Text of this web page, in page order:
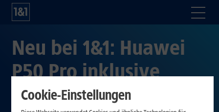
Neu bei 1&1: Huawei
P50 Pro inklusive
gratis Huawei
Cookie-Einstellungen